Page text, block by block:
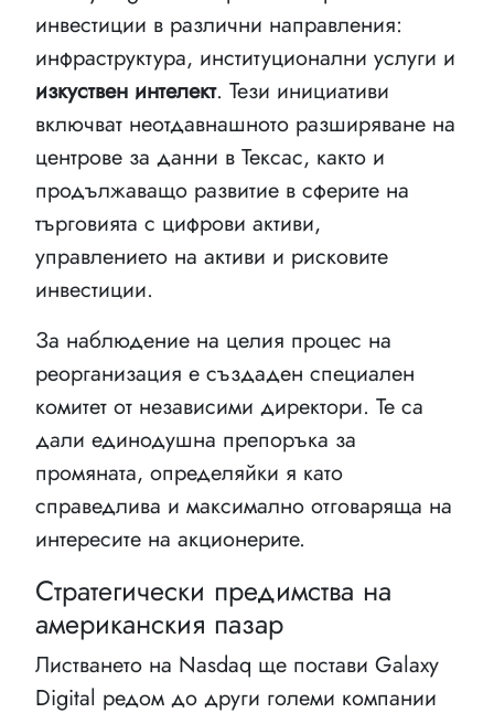
инвестиции в различни направления:
инфраструктура, институционални услуги и
изкуствен интелект. Тези инициативи
включват неотдавнашното разширяване на
центрове за данни в Тексас, както и
продължаващо развитие в сферите на
търговията с цифрови активи,
управлението на активи и рисковите
инвестиции.
За наблюдение на целия процес на
реорганизация е създаден специален
комитет от независими директори. Те са
дали единодушна препоръка за
промяната, определяйки я като
справедлива и максимално отговаряща на
интересите на акционерите.
Стратегически предимства на
американския пазар
Листването на Nasdaq ще постави Galaxy
Digital редом до други големи компании